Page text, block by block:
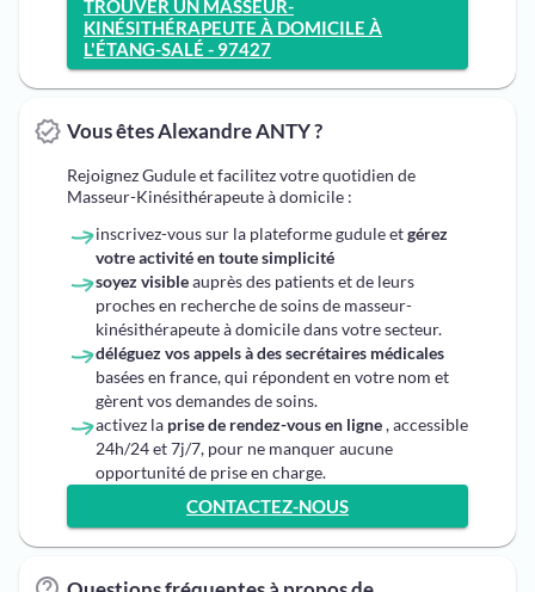
TROUVER UN MASSEUR-
KINÉSITHÉRAPEUTE À DOMICILE À
L'ÉTANG-SALÉ - 97427
Vous êtes Alexandre ANTY ?
Rejoignez Gudule et facilitez votre quotidien de
Masseur-Kinésithérapeute à domicile :
inscrivez-vous sur la plateforme gudule etgérez
votre activité en toute simplicité
soyez visibleauprès des patients et de leurs
proches en recherche de soins de masseur-
kinésithérapeute à domicile dans votre secteur.
déléguez vos appels à des secrétaires médicales
basées en france, qui répondent en votre nom et
gèrent vos demandes de soins.
activez la prise de rendez-vous en ligne, accessible
24h/24 et 7j/7, pour ne manquer aucune
opportunité de prise en charge.
CONTACTEZ-NOUS